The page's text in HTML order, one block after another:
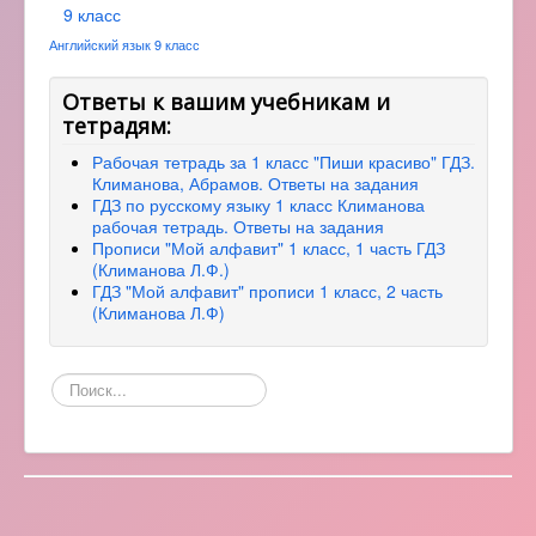
9 класс
Английский язык 9 класс
Ответы к вашим учебникам и
тетрадям:
Рабочая тетрадь за 1 класс "Пиши красиво" ГДЗ.
Климанова, Абрамов. Ответы на задания
ГДЗ по русскому языку 1 класс Климанова
рабочая тетрадь. Ответы на задания
Прописи "Мой алфавит" 1 класс, 1 часть ГДЗ
(Климанова Л.Ф.)
ГДЗ "Мой алфавит" прописи 1 класс, 2 часть
(Климанова Л.Ф)
Поиск
по